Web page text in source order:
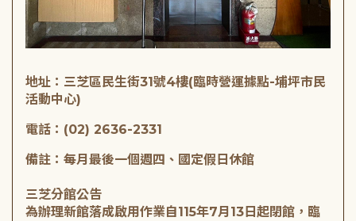
地址：三芝區民生街31號4樓(臨時營運據點-埔坪市民
活動中心)
電話：(02) 2636-2331
備註：每月最後一個週四、國定假日休館
三芝分館公告
為辦理新館落成啟用作業自115年7月13日起閉館，臨